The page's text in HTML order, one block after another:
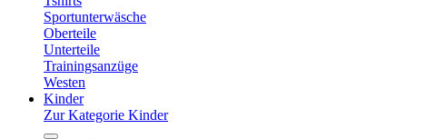
Sportunterwäsche
Oberteile
Unterteile
Trainingsanzüge
Westen
Kinder
Zur Kategorie Kinder